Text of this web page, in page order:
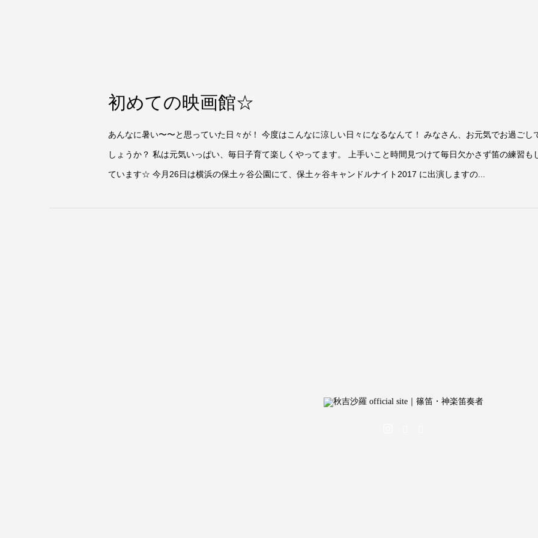
初めての映画館☆
あんなに暑い〜〜と思っていた日々が！ 今度はこんなに涼しい日々になるなんて！ みなさん、お元気でお過ごし
しょうか？ 私は元気いっぱい、毎日子育て楽しくやってます。 上手いこと時間見つけて毎日欠かさず笛の練習も
ています☆ 今月26日は横浜の保土ヶ谷公園にて、保土ヶ谷キャンドルナイト2017 に出演しますの...